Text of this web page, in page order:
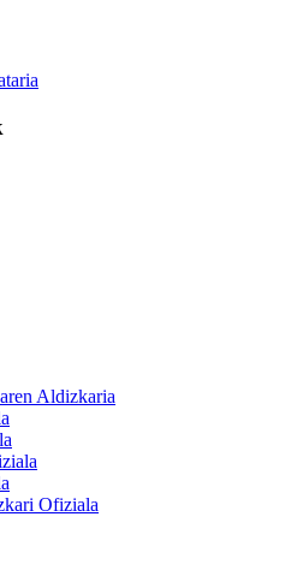
Aldizkaria
Ofiziala